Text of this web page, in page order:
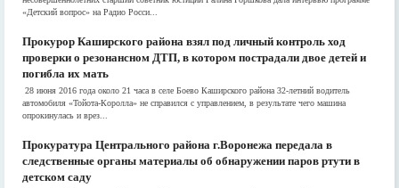
«Детский вопрос» на Радио Росси...
Прокурор Каширского района взял под личный контроль ход
проверки о резонансном ДТП, в котором пострадали двое детей и
погибла их мать
28 июня 2016 года около 21 часа в селе Боево Каширского района 32-летний водитель
автомобиля «Тойота-Королла» не справился с управлением, в результате чего машина
опрокинулась и врез...
Прокуратура Центрального района г.Воронежа передала в
следственные органы материалы об обнаружении паров ртути в
детском саду